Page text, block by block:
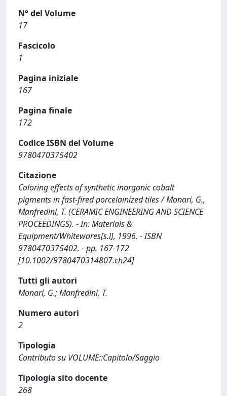
N° del Volume
17
Fascicolo
1
Pagina iniziale
167
Pagina finale
172
Codice ISBN del Volume
9780470375402
Citazione
Coloring effects of synthetic inorganic cobalt
pigments in fast-fired porcelainized tiles / Monari, G.,
Manfredini, T. (CERAMIC ENGINEERING AND SCIENCE
PROCEEDINGS). - In: Materials &
Equipment/Whitewares[s.l], 1996. - ISBN
9780470375402. - pp. 167-172
[10.1002/9780470314807.ch24]
Tutti gli autori
Monari, G.; Manfredini, T.
Numero autori
2
Tipologia
Contributo su VOLUME::Capitolo/Saggio
Tipologia sito docente
268